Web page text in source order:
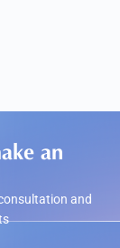
an
and